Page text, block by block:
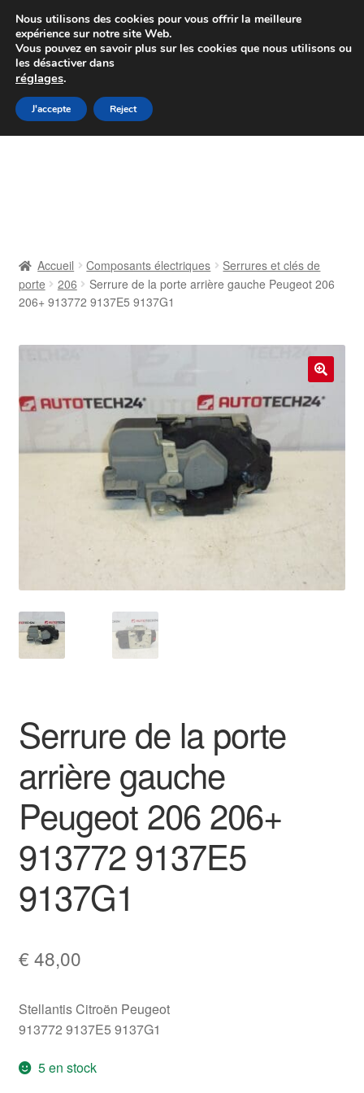
Colissimo livraison à partir de 7 EUR
Du lundi au vendredi de 9 h à 16 h
Aller
à
Aller
au
Contact
Mon compte
Politique de confidentialité
Procédure de Réclamation
Accueil Composants électriques
Serrures et clés de
porte
206
Serrure de la porte arrière gauche Peugeot 206
206+ 913772 9137E5 9137G1
🔍
Serrure de la porte
arrière gauche
Peugeot 206 206+
913772 9137E5
9137G1
€ 48,00
Stellantis Citroën Peugeot
913772 9137E5 9137G1
5 en stock
Nous utilisons des cookies pour vous offrir la meilleure
expérience sur notre site Web.
Vous pouvez en savoir plus sur les cookies que nous utilisons ou
les désactiver dans
réglages.
J'accepte Reject